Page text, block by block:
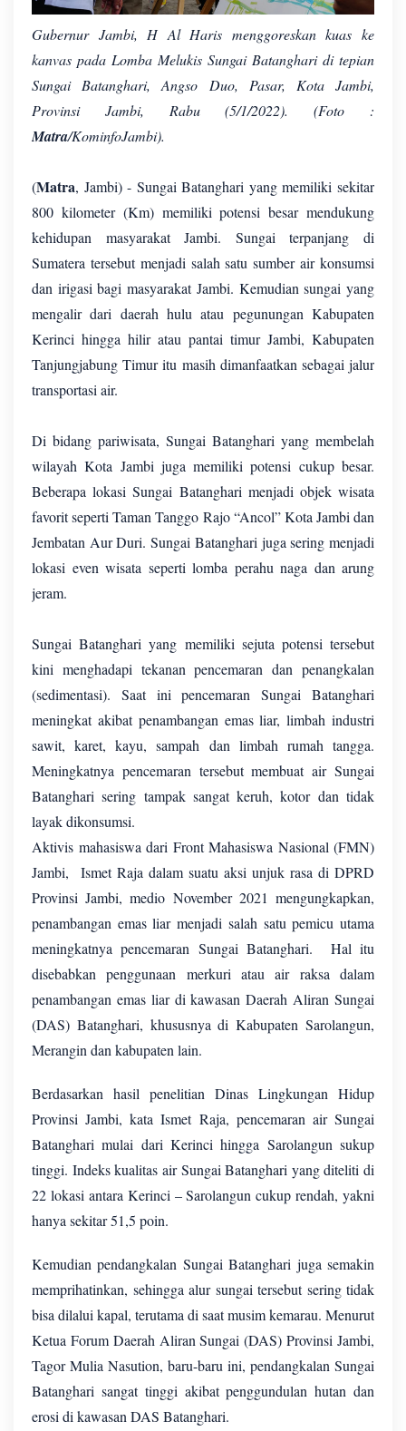
Gubernur Jambi, H Al Haris menggoreskan kuas ke
kanvas pada Lomba Melukis Sungai Batanghari di tepian
Sungai Batanghari, Angso Duo, Pasar, Kota Jambi,
Provinsi Jambi, Rabu (5/1/2022). (Foto :
Matra/KominfoJambi).
(Matra, Jambi) - Sungai Batanghari yang memiliki sekitar
800 kilometer (Km) memiliki potensi besar mendukung
kehidupan masyarakat Jambi. Sungai terpanjang di
Sumatera tersebut menjadi salah satu sumber air konsumsi
dan irigasi bagi masyarakat Jambi. Kemudian sungai yang
mengalir dari daerah hulu atau pegunungan Kabupaten
Kerinci hingga hilir atau pantai timur Jambi, Kabupaten
Tanjungjabung Timur itu masih dimanfaatkan sebagai jalur
transportasi air.
Di bidang pariwisata, Sungai Batanghari yang membelah
wilayah Kota Jambi juga memiliki potensi cukup besar.
Beberapa lokasi Sungai Batanghari menjadi objek wisata
favorit seperti Taman Tanggo Rajo “Ancol” Kota Jambi dan
Jembatan Aur Duri. Sungai Batanghari juga sering menjadi
lokasi even wisata seperti lomba perahu naga dan arung
jeram.
Sungai Batanghari yang memiliki sejuta potensi tersebut
kini menghadapi tekanan pencemaran dan penangkalan
(sedimentasi). Saat ini pencemaran Sungai Batanghari
meningkat akibat penambangan emas liar, limbah industri
sawit, karet, kayu, sampah dan limbah rumah tangga.
Meningkatnya pencemaran tersebut membuat air Sungai
Batanghari sering tampak sangat keruh, kotor dan tidak
layak dikonsumsi.
Aktivis mahasiswa dari Front Mahasiswa Nasional (FMN)
Jambi, Ismet Raja dalam suatu aksi unjuk rasa di DPRD
Provinsi Jambi, medio November 2021 mengungkapkan,
penambangan emas liar menjadi salah satu pemicu utama
meningkatnya pencemaran Sungai Batanghari. Hal itu
disebabkan penggunaan merkuri atau air raksa dalam
penambangan emas liar di kawasan Daerah Aliran Sungai
(DAS) Batanghari, khususnya di Kabupaten Sarolangun,
Merangin dan kabupaten lain.
Berdasarkan hasil penelitian Dinas Lingkungan Hidup
Provinsi Jambi, kata Ismet Raja, pencemaran air Sungai
Batanghari mulai dari Kerinci hingga Sarolangun sukup
tinggi. Indeks kualitas air Sungai Batanghari yang diteliti di
22 lokasi antara Kerinci – Sarolangun cukup rendah, yakni
hanya sekitar 51,5 poin.
Kemudian pendangkalan Sungai Batanghari juga semakin
memprihatinkan, sehingga alur sungai tersebut sering tidak
bisa dilalui kapal, terutama di saat musim kemarau. Menurut
Ketua Forum Daerah Aliran Sungai (DAS) Provinsi Jambi,
Tagor Mulia Nasution, baru-baru ini, pendangkalan Sungai
Batanghari sangat tinggi akibat penggundulan hutan dan
erosi di kawasan DAS Batanghari.